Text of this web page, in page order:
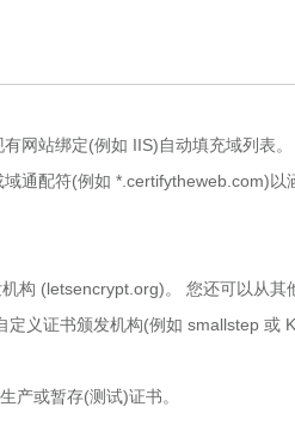
站绑定(例如 IIS)自动填充域列表。
配符(例如 *.certifytheweb.com)以
(letsencrypt.org)。 您还可以从其
义证书颁发机构(例如 smallstep 或
或暂存(测试)证书。